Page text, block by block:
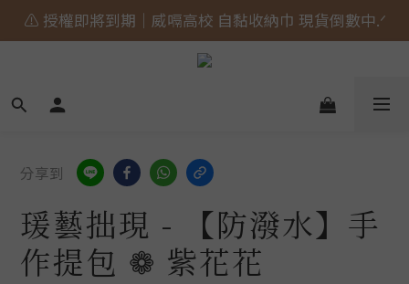
🎀 蝴蝶結貓貓的大人系日常 新上市⋆˚𝜗𝜚˚⋆
⚠️ 授權即將到期｜威嗝高校 自黏收納巾 現貨倒數中.ᐟ
🎀 蝴蝶結貓貓的大人系日常 新上市⋆˚𝜗𝜚˚⋆
分享到
瑗藝拙現 - 【防潑水】手
作提包 ❁ 紫花花